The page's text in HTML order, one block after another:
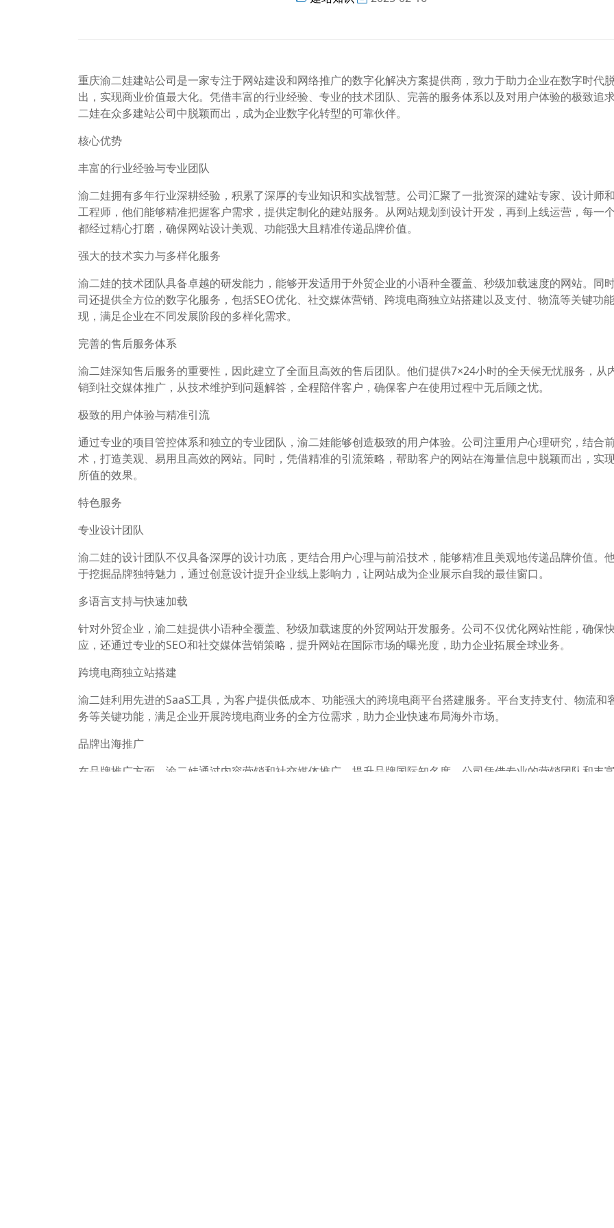
重庆渝二娃建站公司是一家专注于网站建设和网络推广的数字化解决方案提供商，致力于助力企业在数字时代
出，实现商业价值最大化。凭借丰富的行业经验、专业的技术团队、完善的服务体系以及对用户体验的极致追
二娃在众多建站公司中脱颖而出，成为企业数字化转型的可靠伙伴。
核心优势
丰富的行业经验与专业团队
渝二娃拥有多年行业深耕经验，积累了深厚的专业知识和实战智慧。公司汇聚了一批资深的建站专家、设计师
工程师，他们能够精准把握客户需求，提供定制化的建站服务。从网站规划到设计开发，再到上线运营，每一
都经过精心打磨，确保网站设计美观、功能强大且精准传递品牌价值。
强大的技术实力与多样化服务
渝二娃的技术团队具备卓越的研发能力，能够开发适用于外贸企业的小语种全覆盖、秒级加载速度的网站。同
司还提供全方位的数字化服务，包括SEO优化、社交媒体营销、跨境电商独立站搭建以及支付、物流等关键功
现，满足企业在不同发展阶段的多样化需求。
完善的售后服务体系
渝二娃深知售后服务的重要性，因此建立了全面且高效的售后团队。他们提供7×24小时的全天候无忧服务，从
销到社交媒体推广，从技术维护到问题解答，全程陪伴客户，确保客户在使用过程中无后顾之忧。
极致的用户体验与精准引流
通过专业的项目管控体系和独立的专业团队，渝二娃能够创造极致的用户体验。公司注重用户心理研究，结合
术，打造美观、易用且高效的网站。同时，凭借精准的引流策略，帮助客户的网站在海量信息中脱颖而出，实
所值的效果。
特色服务
专业设计团队
渝二娃的设计团队不仅具备深厚的设计功底，更结合用户心理与前沿技术，能够精准且美观地传递品牌价值。
于挖掘品牌独特魅力，通过创意设计提升企业线上影响力，让网站成为企业展示自我的最佳窗口。
多语言支持与快速加载
针对外贸企业，渝二娃提供小语种全覆盖、秒级加载速度的外贸网站开发服务。公司不仅优化网站性能，确保
应，还通过专业的SEO和社交媒体营销策略，提升网站在国际市场的曝光度，助力企业拓展全球业务。
跨境电商独立站搭建
渝二娃利用先进的SaaS工具，为客户提供低成本、功能强大的跨境电商平台搭建服务。平台支持支付、物流和
务等关键功能，满足企业开展跨境电商业务的全方位需求，助力企业快速布局海外市场。
品牌出海推广
在品牌推广方面，渝二娃通过内容营销和社交媒体推广，提升品牌国际知名度。公司凭借专业的营销团队和丰